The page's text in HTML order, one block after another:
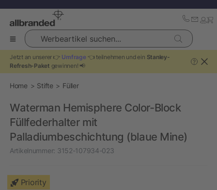
Werbeartikel suchen...
Jetzt an unserer 👉 Umfrage👈 teilnehmen und ein Stanley-
Refresh-Paket gewinnen! 📢
?
Home Stifte Füller
Waterman Hemisphere Color-Block
Füllfederhalter mit
Palladiumbeschichtung (blaue Mine)
Artikelnummer: 3152-107934-023
Priority